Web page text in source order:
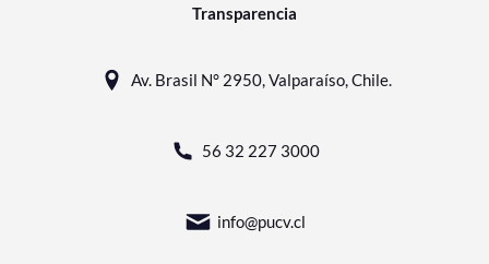
Transparencia
Av. Brasil N° 2950, Valparaíso, Chile.
56 32 227 3000
info@pucv.cl